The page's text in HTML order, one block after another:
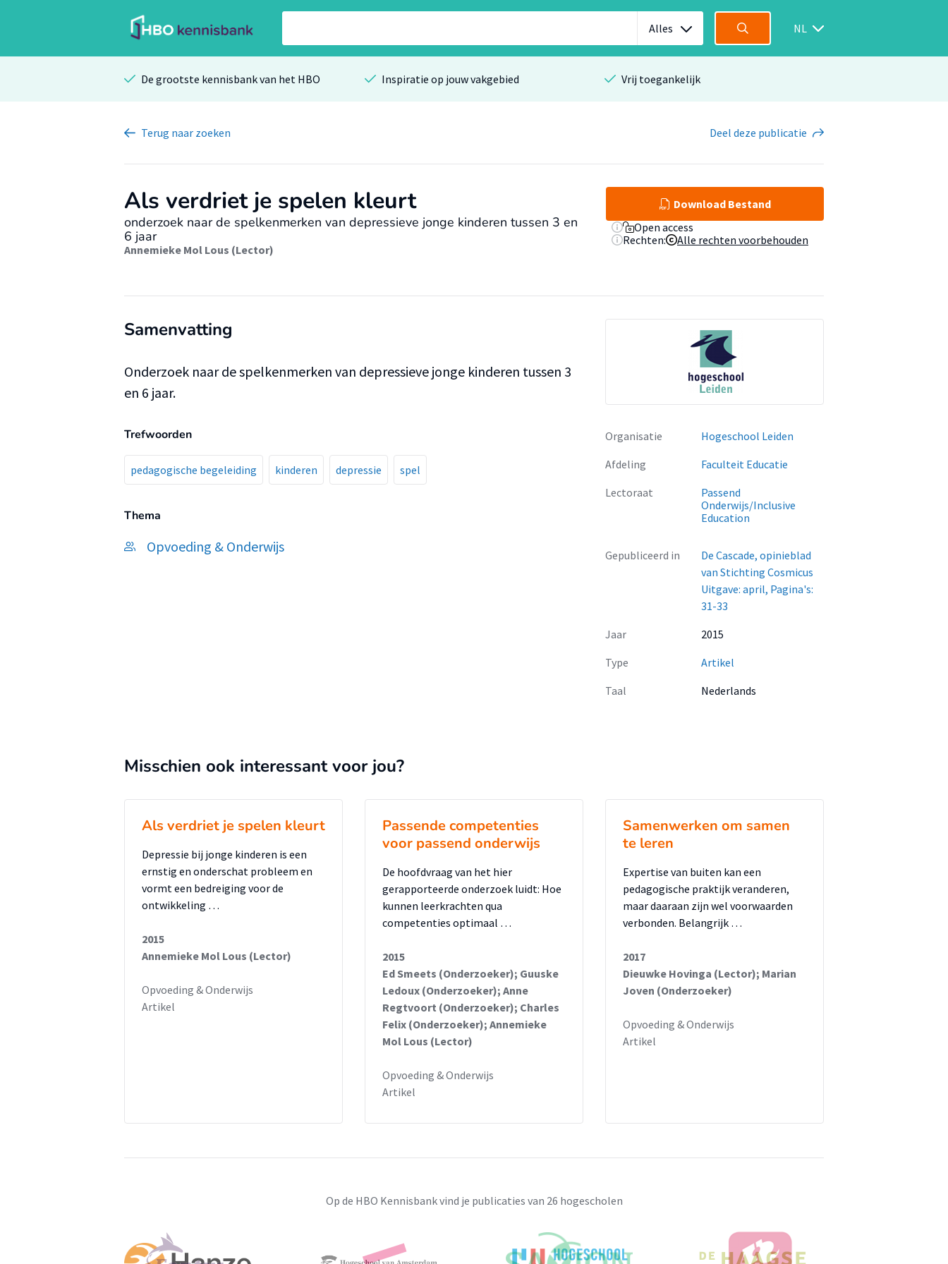
Alles NL
De grootste kennisbank van het HBO Inspiratie op jouw vakgebied Vrij toegankelijk
Terug naar zoeken Deel deze publicatie
Als verdriet je spelen kleurt
onderzoek naar de spelkenmerken van depressieve jonge kinderen tussen 3 en
6 jaar
Annemieke Mol Lous (Lector)
Download Bestand
Open access
Rechten:
Alle rechten voorbehouden
Samenvatting
Onderzoek naar de spelkenmerken van depressieve jonge kinderen tussen 3
en 6 jaar.
Trefwoorden
pedagogische begeleiding kinderen depressie spel
Thema
Opvoeding & Onderwijs
Organisatie
Hogeschool Leiden
Afdeling
Faculteit Educatie
Lectoraat
Passend
Onderwijs/Inclusive
Education
Gepubliceerd in
De Cascade, opinieblad
van Stichting Cosmicus
Uitgave: april, Pagina's:
31-33
Jaar
2015
Type
Artikel
Taal
Nederlands
Misschien ook interessant voor jou?
Als verdriet je spelen kleurt
Depressie bij jonge kinderen is een
ernstig en onderschat probleem en
vormt een bedreiging voor de
ontwikkeling …
2015
Annemieke Mol Lous (Lector)
Opvoeding & Onderwijs
Artikel
Passende competenties
voor passend onderwijs
De hoofdvraag van het hier
gerapporteerde onderzoek luidt: Hoe
kunnen leerkrachten qua
competenties optimaal …
2015
Ed Smeets (Onderzoeker); Guuske
Ledoux (Onderzoeker); Anne
Regtvoort (Onderzoeker); Charles
Felix (Onderzoeker); Annemieke
Mol Lous (Lector)
Opvoeding & Onderwijs
Artikel
Samenwerken om samen
te leren
Expertise van buiten kan een
pedagogische praktijk veranderen,
maar daaraan zijn wel voorwaarden
verbonden. Belangrijk …
2017
Dieuwke Hovinga (Lector); Marian
Joven (Onderzoeker)
Opvoeding & Onderwijs
Artikel
Op de HBO Kennisbank vind je publicaties van 26 hogescholen